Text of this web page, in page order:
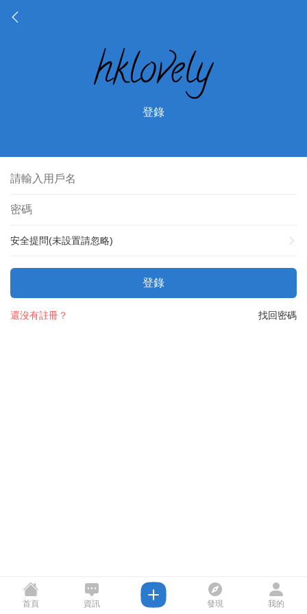
登錄
安全提問(未設置請忽略)
登錄
找回密碼
還沒有註冊？
首頁 資訊 發現 我的